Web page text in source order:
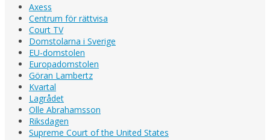
Axess
Centrum för rättvisa
Court TV
Domstolarna i Sverige
EU-domstolen
Europadomstolen
Göran Lambertz
Kvartal
Lagrådet
Olle Abrahamsson
Riksdagen
Supreme Court of the United States